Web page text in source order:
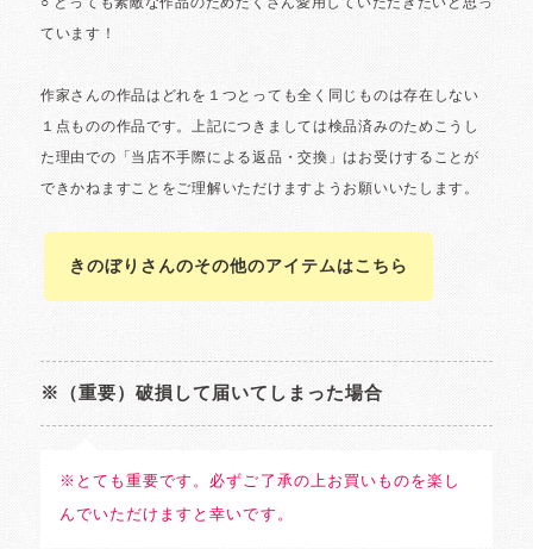
きのぼりさんのその他のアイテムはこちら
※（重要）破損して届いてしまった場合
※とても重要です。必ずご了承の上お買いものを楽し
んでいただけますと幸いです。